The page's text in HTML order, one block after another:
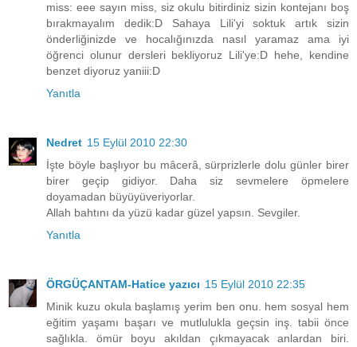
miss: eee sayın miss, siz okulu bitirdiniz sizin kontejanı boş
bırakmayalım dedik:D Sahaya Lili'yi soktuk artık sizin
önderliğinizde ve hocalığınızda nasıl yaramaz ama iyi
öğrenci olunur dersleri bekliyoruz Lili'ye:D hehe, kendine
benzet diyoruz yaniii:D
Yanıtla
Nedret 15 Eylül 2010 22:30
İşte böyle başlıyor bu mâcerâ, sürprizlerle dolu günler birer
birer geçip gidiyor. Daha siz sevmelere öpmelere
doyamadan büyüyüveriyorlar.
Allah bahtını da yüzü kadar güzel yapsın. Sevgiler.
Yanıtla
ÖRGÜÇANTAM-Hatice yazıcı 15 Eylül 2010 22:35
Minik kuzu okula başlamış yerim ben onu. hem sosyal hem
eğitim yaşamı başarı ve mutlulukla geçsin inş. tabii önce
sağlıkla. ömür boyu akıldan çıkmayacak anlardan biri.